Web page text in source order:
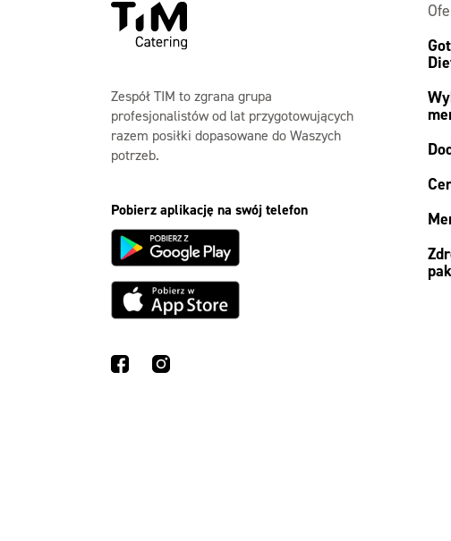
Zespół TIM to zgrana grupa
profesjonalistów od lat przygotowujących
razem posiłki dopasowane do Waszych
potrzeb.
Pobierz aplikację na swój telefon